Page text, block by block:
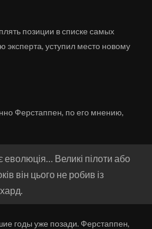
позиции в списке самых
уступил место новому
Ферстаппен, по его мнению,
Великі пілоти або
він цього не робив із
годы уже позади. Ферстаппен,